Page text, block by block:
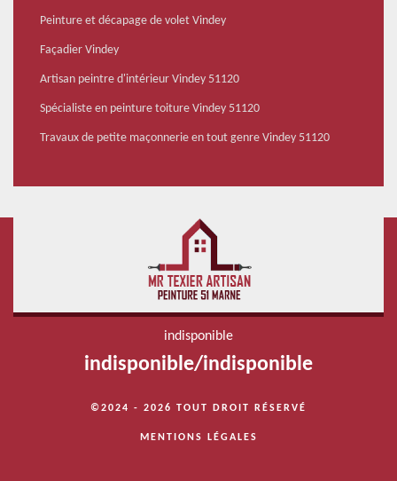
Peinture et décapage de volet Vindey
Façadier Vindey
Artisan peintre d'intérieur Vindey 51120
Spécialiste en peinture toiture Vindey 51120
Travaux de petite maçonnerie en tout genre Vindey 51120
indisponible
indisponible/indisponible
©2024 - 2026 TOUT DROIT RÉSERVÉ
MENTIONS LÉGALES